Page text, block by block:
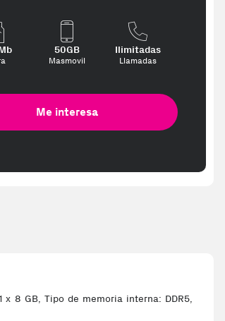
50GB
Masmovil
Ilimitadas
Llamadas
Me interesa
x 8 GB, Tipo de memoria interna: DDR5,